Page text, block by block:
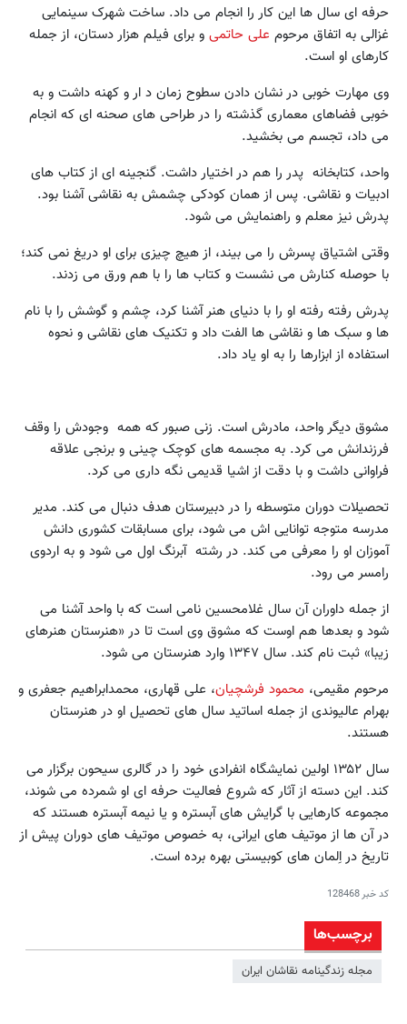
حرفه ای سال ها این کار را انجام می داد. ساخت شهرک سینمایی
غزالی به اتفاق مرحوم علی حاتمی و برای فیلم هزار دستان، از جمله
کارهای او است.
وی مهارت خوبی در نشان دادن سطوح زمان د ار و کهنه داشت و به
خوبی فضاهای معماری گذشته را در طراحی های صحنه ای که انجام
می داد، تجسم می بخشید.
واحد، کتابخانه پدر را هم در اختیار داشت. گنجینه ای از کتاب های
ادبیات و نقاشی. پس از همان کودکی چشمش به نقاشی آشنا بود.
پدرش نیز معلم و راهنمایش می شود.
وقتی اشتیاق پسرش را می بیند، از هیچ چیزی برای او دریغ نمی کند؛
با حوصله کنارش می نشست و کتاب ها را با هم ورق می زدند.
پدرش رفته رفته او را با دنیای هنر آشنا کرد، چشم و گوشش را با نام
ها و سبک ها و نقاشی ها الفت داد و تکنیک های نقاشی و نحوه
استفاده از ابزارها را به او یاد داد.
مشوق دیگر واحد، مادرش است. زنی صبور که همه وجودش را وقف
فرزندانش می کرد. به مجسمه های کوچک چینی و برنجی علاقه
فراوانی داشت و با دقت از اشیا قدیمی نگه داری می کرد.
تحصیلات دوران متوسطه را در دبیرستان هدف دنبال می کند. مدیر
مدرسه متوجه توانایی اش می شود، برای مسابقات کشوری دانش
آموزان او را معرفی می کند. در رشته آبرنگ اول می شود و به اردوی
رامسر می رود.
از جمله داوران آن سال غلامحسین نامی است که با واحد آشنا می
شود و بعدها هم اوست که مشوق وی است تا در «هنرستان هنرهای
زیبا» ثبت نام کند. سال ۱۳۴۷ وارد هنرستان می شود.
مرحوم مقیمی، محمود فرشچیان، علی قهاری، محمدابراهیم جعفری و
بهرام عالیوندی از جمله اساتید سال های تحصیل او در هنرستان
هستند.
سال ۱۳۵۲ اولین نمایشگاه انفرادی خود را در گالری سیحون برگزار می
کند. این دسته از آثار که شروع فعالیت حرفه ای او شمرده می شوند،
مجموعه کارهایی با گرایش های آبستره و یا نیمه آبستره هستند که
در آن ها از موتیف های ایرانی، به خصوص موتیف های دوران پیش از
تاریخ در اِلمان های کوبیستی بهره برده است.
کد خبر128468
برچسب‌ها
مجله زندگینامه نقاشان ايران